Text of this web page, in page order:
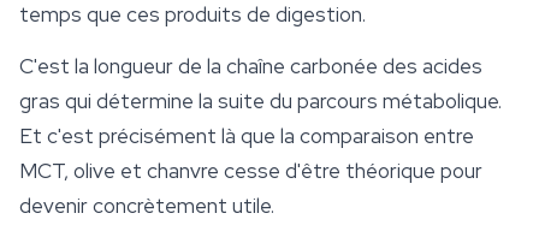
temps que ces produits de digestion.
C'est la longueur de la chaîne carbonée des acides
gras qui détermine la suite du parcours métabolique.
Et c'est précisément là que la comparaison entre
MCT, olive et chanvre cesse d'être théorique pour
devenir concrètement utile.